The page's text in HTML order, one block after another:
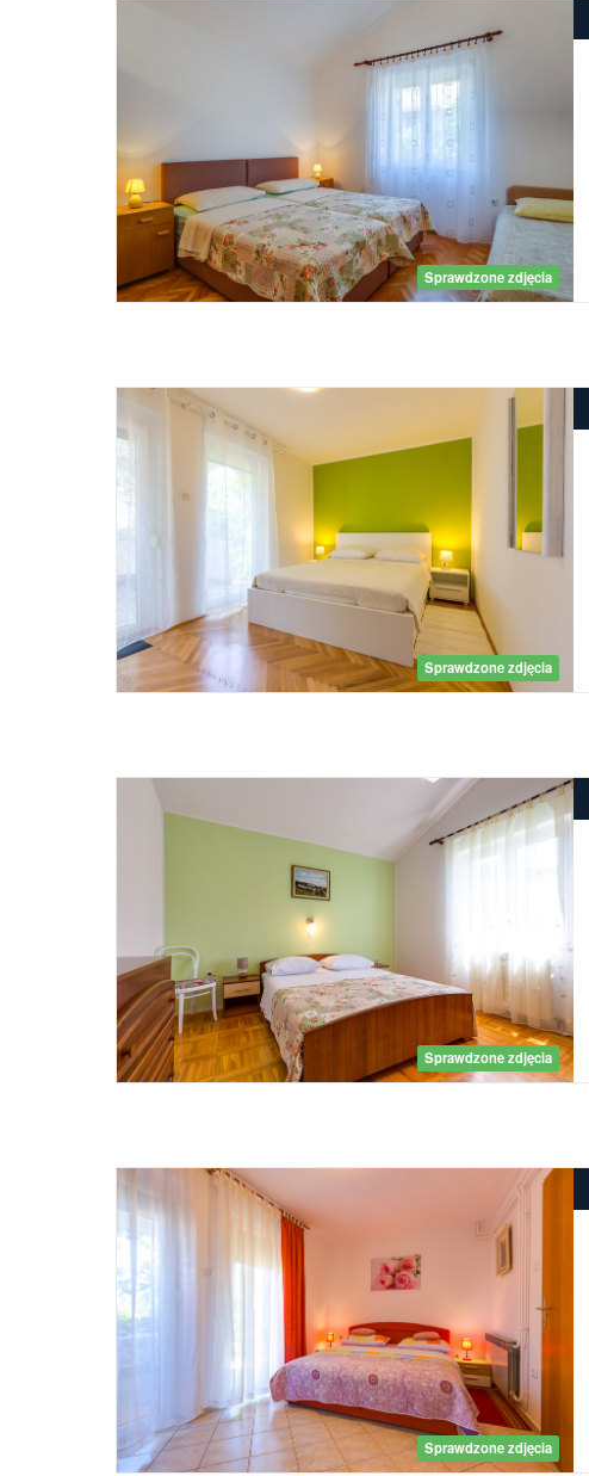
Sprawdzone zdjęcia
Sprawdzone zdjęcia
Sprawdzone zdjęcia
Sprawdzone zdjęcia